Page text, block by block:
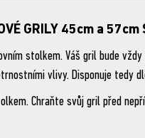
GRILY 45cm a 57cm
stolkem. Váš gril bude
vlivy. Disponuje tedy
Chraňte svůj gril před